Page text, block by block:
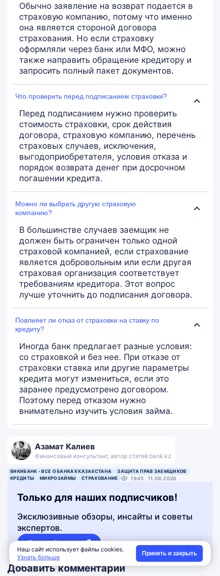
Обычно заявление на возврат подается в
страховую компанию, потому что именно
она является стороной договора
страхования. Но если страховку
оформляли через банк или МФО, можно
также направить обращение кредитору и
запросить полный пакет документов.
Что проверить перед подписанием страховки?
Перед подписанием нужно проверить
стоимость страховки, срок действия
договора, страховую компанию, перечень
страховых случаев, исключения,
выгодоприобретателя, условия отказа и
порядок возврата денег при досрочном
погашении кредита.
Можно ли выбрать другую страховую
компанию?
В большинстве случаев заемщик не
должен быть ограничен только одной
страховой компанией, если страхование
является добровольным или если другая
страховая организация соответствует
требованиям кредитора. Этот вопрос
лучше уточнить до подписания договора.
Повлияет ли отказ от страховки на ставку по
кредиту?
Иногда банк предлагает разные условия:
со страховкой и без нее. При отказе от
страховки ставка или другие параметры
кредита могут измениться, если это
заранее предусмотрено договором.
Поэтому перед отказом нужно
внимательно изучить условия займа.
Азамат Калиев
Финансовый консультант, автор статей bank.kz
ВИКИБАНК - ВСЕ О БАНКАХ КАЗАХСТАНА
ЗАЩИТА ПРАВ ЗАЕМЩИКОВ
КРЕДИТЫ
МИКРОЗАЙМЫ СТРАХОВАНИЕ 1945 11.06.2026
Только для наших подписчиков!
Эксклюзивные обзоры, инсайты и советы
экспертов.
Подробности
Добавить комментарий
Наш сайт использует файлы cookies.
Узнать больше
Принять и закрыть